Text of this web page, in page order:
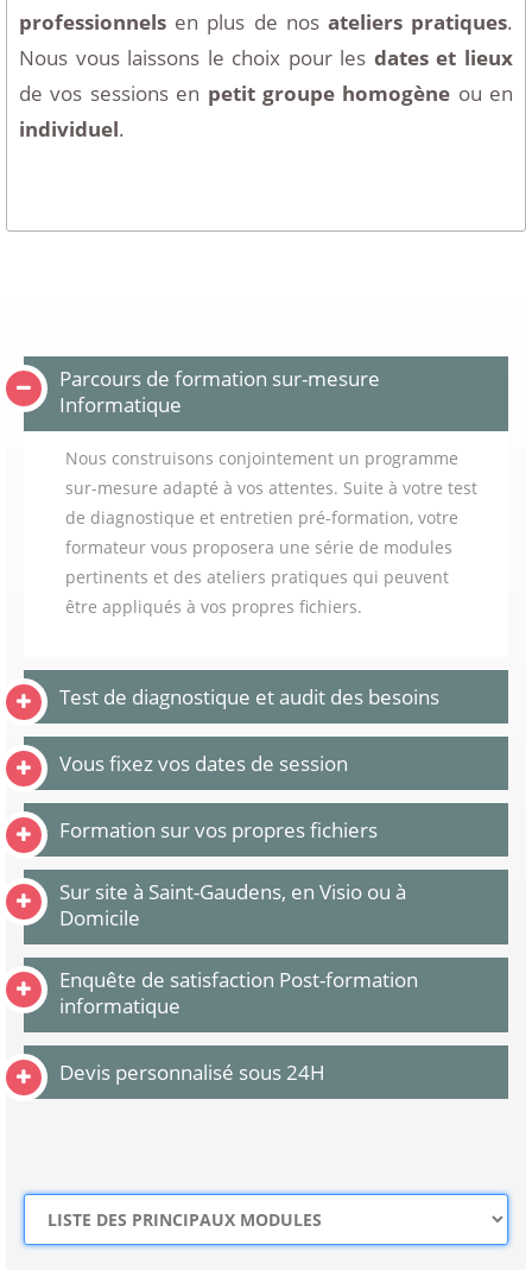
professionnels en plus de nos ateliers pratiques.
Nous vous laissons le choix pour les dates et lieux
de vos sessions en petit groupe homogène ou en
individuel.
Parcours de formation sur-mesure
Informatique
Nous construisons conjointement un programme
sur-mesure adapté à vos attentes. Suite à votre test
de diagnostique et entretien pré-formation, votre
formateur vous proposera une série de modules
pertinents et des ateliers pratiques qui peuvent
être appliqués à vos propres fichiers.
Test de diagnostique et audit des besoins
Vous fixez vos dates de session
Formation sur vos propres fichiers
Sur site à Saint-Gaudens, en Visio ou à
Domicile
Enquête de satisfaction Post-formation
informatique
Devis personnalisé sous 24H